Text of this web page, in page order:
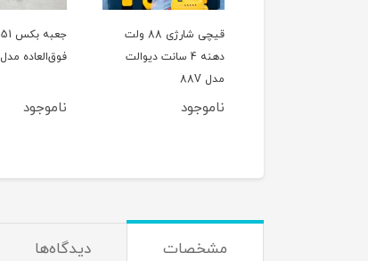
قیچی شارژی 88 ولت
دهنه 4 سانت دیوالت
مدل 88V
ناموجود
فوق‌العاده مدل ET_151
ناموجود
مشخصات دیدگاه‌ها